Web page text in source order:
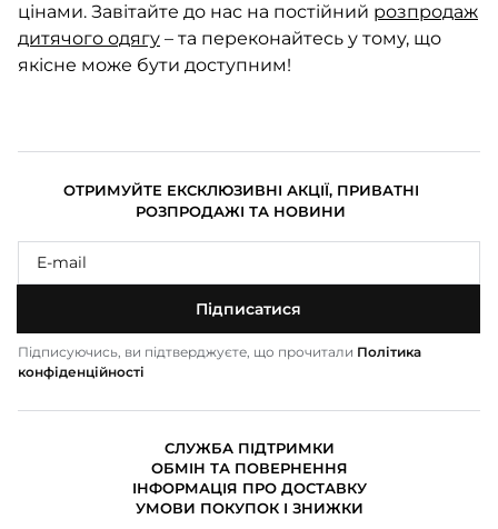
цінами. Завітайте до нас на постійний розпродаж
дитячого одягу – та переконайтесь у тому, що
якісне може бути доступним!
ОТРИМУЙТЕ ЕКСКЛЮЗИВНІ АКЦІЇ, ПРИВАТНІ
РОЗПРОДАЖІ ТА НОВИНИ
Підписатися
Підписуючись, ви підтверджуєте, що прочитали Політика
конфіденційності
СЛУЖБА ПІДТРИМКИ
ОБМІН ТА ПОВЕРНЕННЯ
ІНФОРМАЦІЯ ПРО ДОСТАВКУ
УМОВИ ПОКУПОК І ЗНИЖКИ